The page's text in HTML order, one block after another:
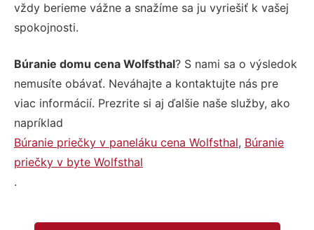
vždy berieme vážne a snažíme sa ju vyriešiť k vašej
spokojnosti.
Búranie domu cena Wolfsthal? S nami sa o výsledok
nemusíte obávať. Neváhajte a kontaktujte nás pre
viac informácií. Prezrite si aj ďalšie naše služby, ako
napríklad
Búranie priečky v paneláku cena Wolfsthal, Búranie
priečky v byte Wolfsthal
.